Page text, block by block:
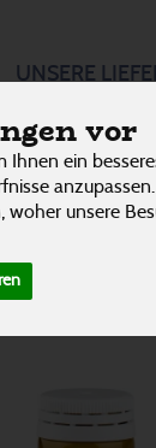
vor
Ihnen ein
woher unsere
UNSERE
36